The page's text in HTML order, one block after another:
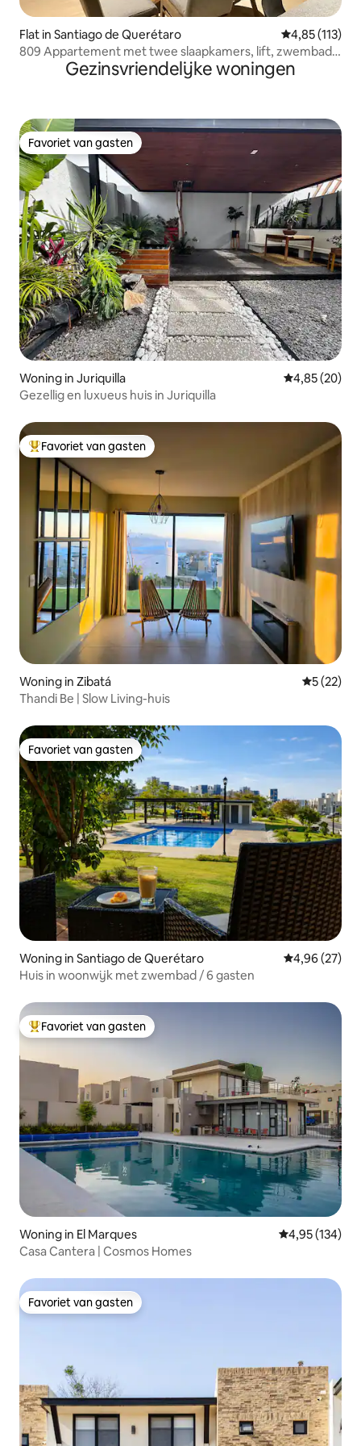
Flat in Santiago de Querétaro Gemiddelde
4,85 (113)
809 Appartement met twee slaapkamers, lift, zwembad,
Gezinsvriendelijke woningen
Favoriet van gasten
Favoriet van gasten
Woning in Juriquilla Gemiddelde
4,85 (20)
Gezellig en luxueus huis in Juriquilla
Topfavoriet van gasten
Favoriet van gasten
Woning in Zibatá
5 (22)
Thandi Be | Slow Living-huis
Favoriet van gasten
Favoriet van gasten
Woning in Santiago de Querétaro Gemiddelde
4,96 (27)
Huis in woonwijk met zwembad / 6 gasten
Topfavoriet van gasten
Favoriet van gasten
Woning in El Marques Gemiddelde
4,95 (134)
Casa Cantera | Cosmos Homes
Favoriet van gasten
Favoriet van gasten